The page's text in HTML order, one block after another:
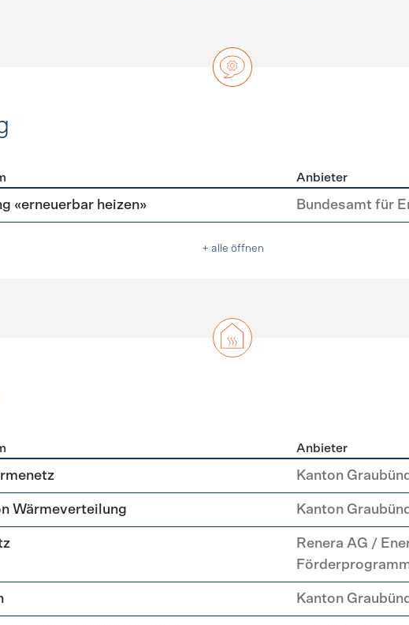
Anbieter
«erneuerbar heizen» Bundesamt für
+ alle öffnen
Heizung
Anbieter
Kanton
Wärmeverteilung Kanton
Renera AG /
Kanton